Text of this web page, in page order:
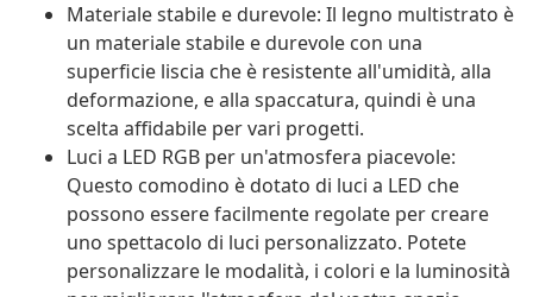
Materiale stabile e durevole: Il legno multistrato è
un materiale stabile e durevole con una
superficie liscia che è resistente all'umidità, alla
deformazione, e alla spaccatura, quindi è una
scelta affidabile per vari progetti.
Luci a LED RGB per un'atmosfera piacevole:
Questo comodino è dotato di luci a LED che
possono essere facilmente regolate per creare
uno spettacolo di luci personalizzato. Potete
personalizzare le modalità, i colori e la luminosità